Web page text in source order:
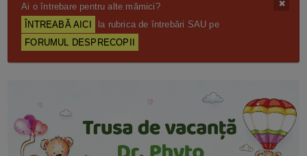
Ai o întrebare pentru alte mămici?
ÎNTREABĂ AICI
la rubrica de întrebări SAU pe
FORUMUL DESPRECOPII